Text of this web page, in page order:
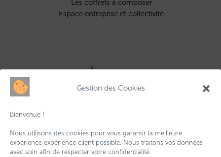
Gestion des Cookies
Bienvenue !
Nous utilisons des cookies pour vous garantir la meilleure
expérience expérience client possible. Nous traitons vos données
avec soin afin de respecter votre confidentialité.
Les coffrets à composer
Espace entreprise et collectivité
À propos
Conditions générales de vente
Mentions légales